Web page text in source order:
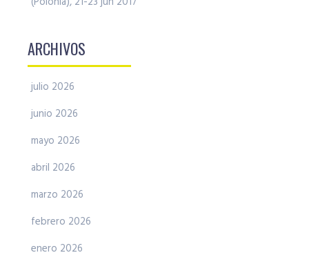
ARCHIVOS
julio 2026
junio 2026
mayo 2026
abril 2026
marzo 2026
febrero 2026
enero 2026